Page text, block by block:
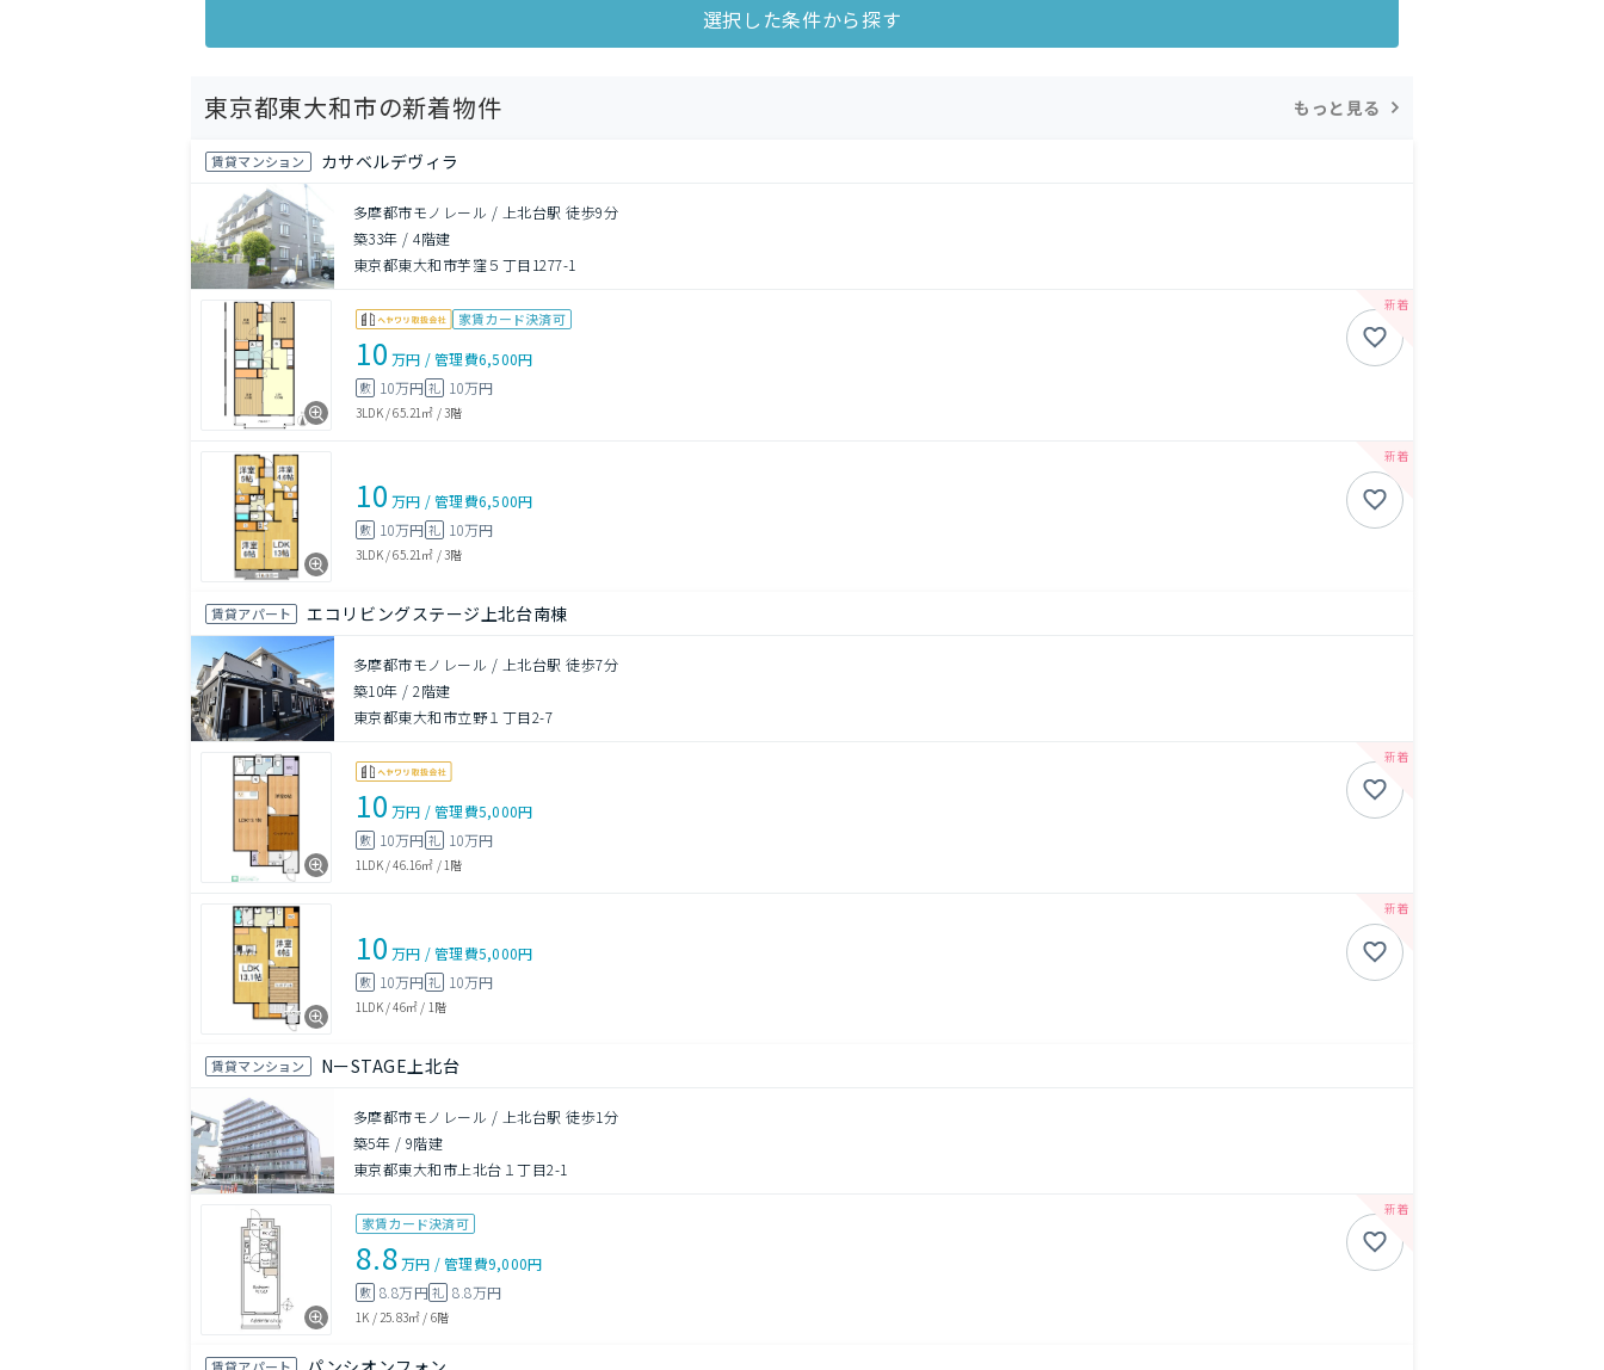
選択した条件から探す
東京都東大和市の新着物件 もっと見る
賃貸マンション カサベルデヴィラ
多摩都市モノレール / 上北台駅 徒歩9分
築33年 /4階建
東京都東大和市芋窪５丁目1277-1
家賃カード決済可
10 万円 /管理費6,500円
敷 10万円 礼 10万円
3LDK/65.21㎡ /3階
10 万円 /管理費6,500円
敷 10万円 礼 10万円
3LDK/65.21㎡ /3階
賃貸アパート エコリビングステージ上北台南棟
多摩都市モノレール / 上北台駅 徒歩7分
築10年 /2階建
東京都東大和市立野１丁目2-7
10 万円 /管理費5,000円
敷 10万円 礼 10万円
1LDK/46.16㎡ /1階
10 万円 /管理費5,000円
敷 10万円 礼 10万円
1LDK/46㎡ / 1階
賃貸マンション NーSTAGE上北台
多摩都市モノレール / 上北台駅 徒歩1分
築5年 / 9階建
東京都東大和市上北台１丁目2-1
家賃カード決済可
8.8万円 /管理費9,000円
敷 8.8万円礼 8.8万円
1K /25.83㎡ / 6階
賃貸アパート